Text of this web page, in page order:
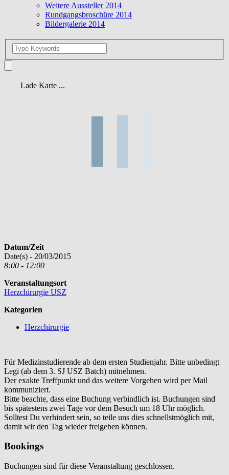
Weitere Aussteller 2014
Rundgangsbroschüre 2014
Bildergalerie 2014
Lade Karte ...
Datum/Zeit
Date(s) - 20/03/2015
8:00 - 12:00
Veranstaltungsort
Herzchirurgie USZ
Kategorien
Herzchirurgie
Für Medizinstudierende ab dem ersten Studienjahr. Bitte unbedingt
Legi (ab dem 3. SJ USZ Batch) mitnehmen.
Der exakte Treffpunkt und das weitere Vorgehen wird per Mail
kommuniziert.
Bitte beachte, dass eine Buchung verbindlich ist. Buchungen sind
bis spätestens zwei Tage vor dem Besuch um 18 Uhr möglich.
Solltest Du verhindert sein, so teile uns dies schnellstmöglich mit,
damit wir den Tag wieder freigeben können.
Bookings
Buchungen sind für diese Veranstaltung geschlossen.